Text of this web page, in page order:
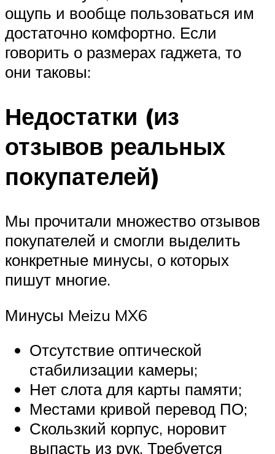
ощупь и вообще пользоваться им
достаточно комфортно. Если
говорить о размерах гаджета, то
они таковы:
Недостатки (из
отзывов реальных
покупателей)
Мы прочитали множество отзывов
покупателей и смогли выделить
конкретные минусы, о которых
пишут многие.
Минусы Meizu MX6
Отсутствие оптической
стабилизации камеры;
Нет слота для карты памяти;
Местами кривой перевод ПО;
Скользкий корпус, норовит
выпасть из рук. Требуется